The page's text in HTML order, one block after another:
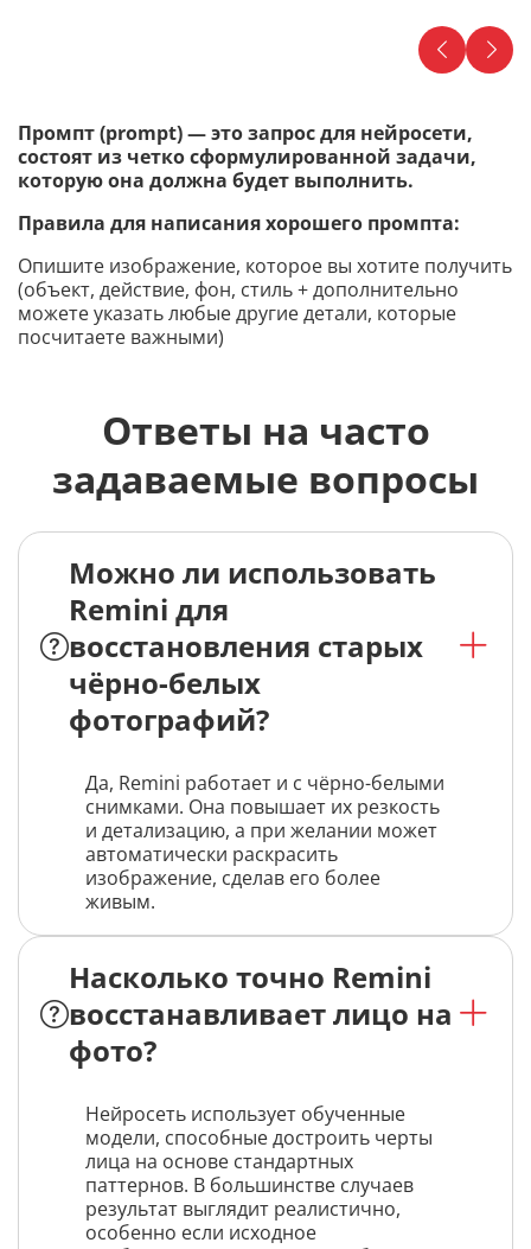
Промпт (prompt) — это запрос для нейросети,
состоят из четко сформулированной задачи,
которую она должна будет выполнить.
Правила для написания хорошего промпта:
Опишите изображение, которое вы хотите получить
(объект, действие, фон, стиль + дополнительно
можете указать любые другие детали, которые
посчитаете важными)
Ответы на часто
задаваемые вопросы
Можно ли использовать
Remini для
восстановления старых
чёрно-белых
фотографий?
Да, Remini работает и с чёрно-белыми
снимками. Она повышает их резкость
и детализацию, а при желании может
автоматически раскрасить
изображение, сделав его более
живым.
Насколько точно Remini
восстанавливает лицо на
фото?
Нейросеть использует обученные
модели, способные достроить черты
лица на основе стандартных
паттернов. В большинстве случаев
результат выглядит реалистично,
особенно если исходное